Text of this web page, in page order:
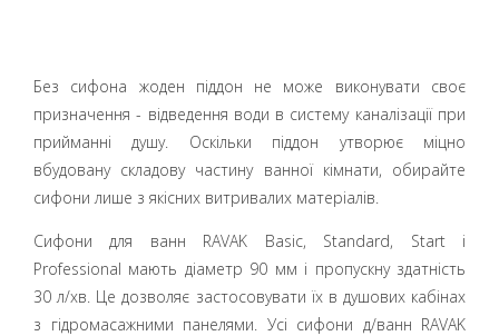
Без сифона жоден піддон не може виконувати своє
призначення - відведення води в систему каналізації при
прийманні душу. Оскільки піддон утворює міцно
вбудовану складову частину ванної кімнати, обирайте
сифони лише з якісних витривалих матеріалів.
Сифони для ванн RAVAK Basic, Standard, Start і
Professional мають діаметр 90 мм і пропускну здатність
30 л/хв. Це дозволяє застосовувати їх в душових кабінах
з гідромасажними панелями. Усі сифони д/ванн RAVAK